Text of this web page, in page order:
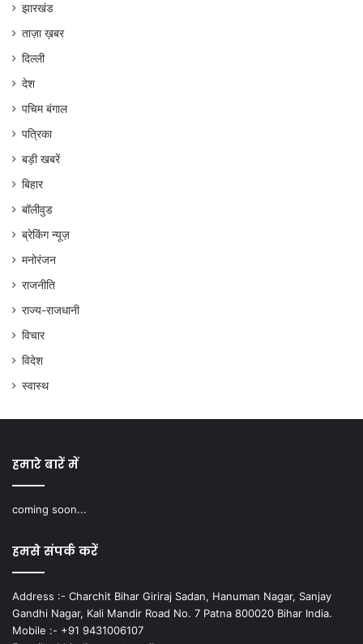
झारखंड
ताज़ा ख़बर
दिल्ली
देश
पचिम बंगाल
पत्रिका
बड़ी खबरें
बिहार
बॉलीवुड
ब्रेकिंग न्यूज़
मनोरंजन
राजनीति
राज्य-राजधानी
विचार
विदेश
स्वास्थ
हमारे बारें में
coming soon...
हमसे संपर्क करें
Address :- Charchit Bihar Giriraj Sadan, Hanuman Nagar, Sanjay
Gandhi Nagar, Kali Mandir Road No. 7 Patna 800020 Bihar India.
Mobile :- +91 9431006107